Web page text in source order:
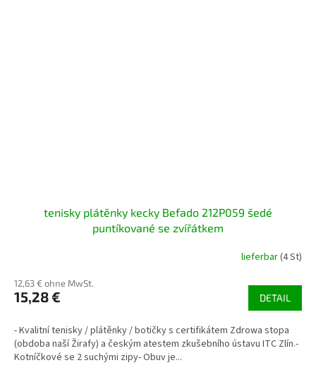
tenisky plátěnky kecky Befado 212P059 šedé
puntíkované se zvířátkem
lieferbar(4 St)
12,63 € ohne MwSt.
15,28 € DETAIL
- Kvalitní tenisky / plátěnky / botičky s certifikátem Zdrowa stopa
(obdoba naší Žirafy) a českým atestem zkušebního ústavu ITC Zlín.-
Kotníčkové se 2 suchými zipy- Obuv je...